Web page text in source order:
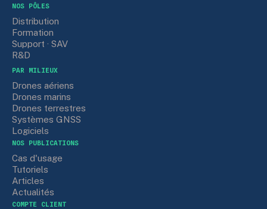
NOS PÔLES
Distribution
Formation
Support · SAV
R&D
PAR MILIEUX
Drones aériens
Drones marins
Drones terrestres
Systèmes GNSS
Logiciels
NOS PUBLICATIONS
Cas d'usage
Tutoriels
Articles
Actualités
COMPTE CLIENT